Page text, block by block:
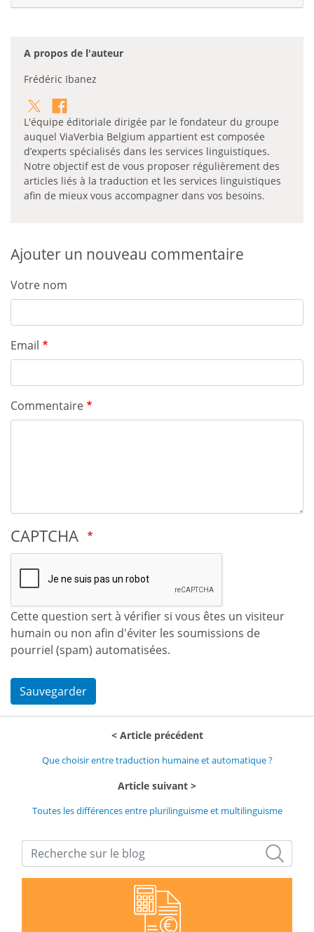
A propos de l'auteur
Frédéric Ibanez
L'équipe éditoriale dirigée par le fondateur du groupe
auquel ViaVerbia Belgium appartient est composée
d’experts spécialisés dans les services linguistiques.
Notre objectif est de vous proposer régulièrement des
articles liés à la traduction et les services linguistiques
afin de mieux vous accompagner dans vos besoins.
Ajouter un nouveau commentaire
Votre nom
Email
Commentaire
CAPTCHA
Cette question sert à vérifier si vous êtes un visiteur
humain ou non afin d'éviter les soumissions de
pourriel (spam) automatisées.
Sauvegarder
Article précédent
Que choisir entre traduction humaine et automatique ?
Article suivant
Toutes les différences entre plurilinguisme et multilinguisme